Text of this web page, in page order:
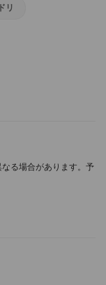
リ
る場合があります。予